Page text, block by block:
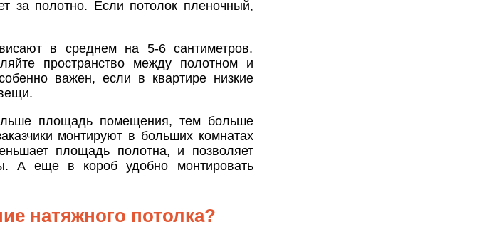
за полотно. Если потолок пленочный,
в среднем на 5-6 сантиметров.
пространство между полотном и
важен, если в квартире низкие
площадь помещения, тем больше
монтируют в больших комнатах
площадь полотна, и позволяет
А еще в короб удобно монтировать
натяжного потолка?